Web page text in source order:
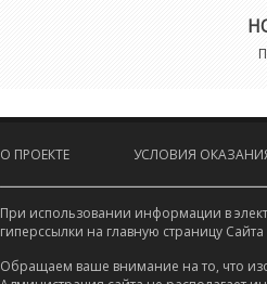
О ПРОЕКТЕ УСЛОВИЯ
При использовании информации в
гиперссылки на главную страницу
Обращаем ваше внимание на то, что